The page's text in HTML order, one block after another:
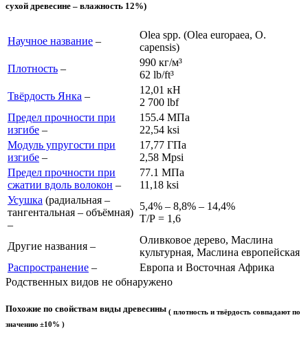
сухой древесине – влажность 12%)
Научное название –
Olea spp. (Olea europaea, O.
capensis)
Плотность –
990 кг/м³
62 lb/ft³
Твёрдость Янка –
12,01 кН
2 700 lbf
Предел прочности при
изгибе –
155.4 МПа
22,54 ksi
Модуль упругости при
изгибе –
17,77 ГПа
2,58 Mpsi
Предел прочности при
сжатии вдоль волокон –
77.1 МПа
11,18 ksi
Усушка (радиальная –
тангентальная – объёмная)
–
5,4% – 8,8% – 14,4%
Т/Р = 1,6
Другие названия –
Оливковое дерево, Маслина
культурная, Маслина европейская
Распространение –
Европа и Восточная Африка
Родственных видов не обнаружено
Похожие по свойствам виды древесины ( плотность и твёрдость совпадают по
значению ±10% )